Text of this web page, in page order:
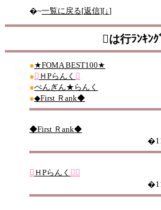
�~一覧に戻る[返信][↓]
は行ﾗﾝｷﾝｸ
●★FOMA BEST100★
●  ＨPらんく 
●ぺんぎん★らんく
●◆First Ｒank◆
◆First Ｒank◆
 ＨPらんく 